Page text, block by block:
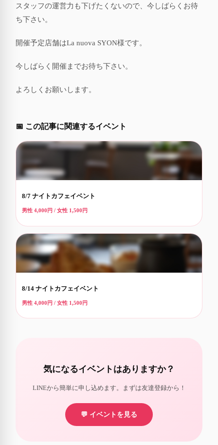
スタッフの運営力も下げたくないので、今しばらくお待
ち下さい。
開催予定店舗はLa nuova SYON様です。
今しばらく開催までお待ち下さい。
よろしくお願いします。
📅 この記事に関連するイベント
8/7 ナイトカフェイベント
男性 4,000円 / 女性 1,500円
8/14 ナイトカフェイベント
男性 4,000円 / 女性 1,500円
気になるイベントはありますか？
LINEから簡単に申し込めます。まずは友達登録から！
💬 イベントを見る